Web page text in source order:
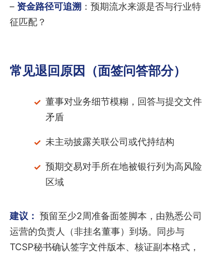
– 资金路径可追溯 ：预期流水来源是否与行业特
征匹配？
常见退回原因（面签问答部分）
董事对业务细节模糊，回答与提交文件
矛盾
未主动披露关联公司或代持结构
预期交易对手所在地被银行列为高风险
区域
建议： 预留至少2周准备面签脚本，由熟悉公司
运营的负责人（非挂名董事）到场。同步与
TCSP秘书确认签字文件版本、核证副本格式，